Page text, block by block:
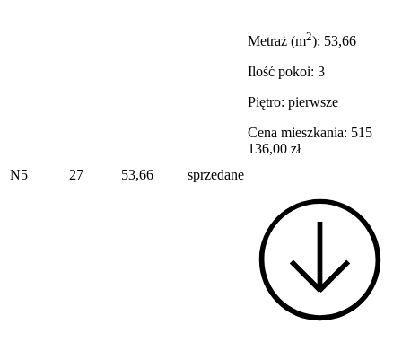
N5 27 53,66 sprzedane
Metraż (m2): 53,66
Ilość pokoi: 3
Piętro: pierwsze
Cena mieszkania: 515
136,00 zł